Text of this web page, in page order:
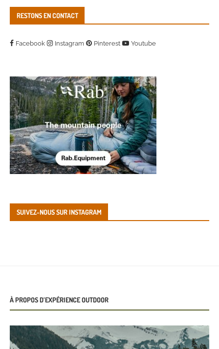
RESTONS EN CONTACT
Facebook Instagram Pinterest Youtube
SUIVEZ-NOUS SUR INSTAGRAM
À PROPOS D’EXPÉRIENCE OUTDOOR